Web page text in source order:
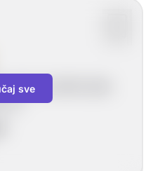
slovo je jedan glas.
su:
sve